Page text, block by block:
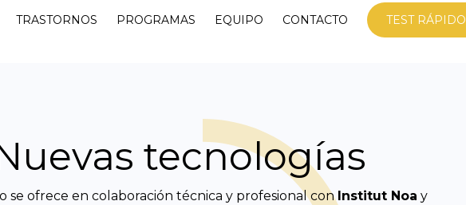
TRASTORNOS PROGRAMAS EQUIPO CONTACTO TEST RÁPIDO
tecnologías
se ofrece en colaboración técnica y profesional con Institut Noa y